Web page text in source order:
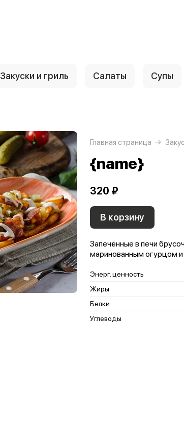
Закуски и гриль Салаты Супы
Главная страница
{name}
320 ₽
В корзину
Запечённые в печи
маринованным огурцом
Энерг. ценность
Жиры
Белки
Углеводы